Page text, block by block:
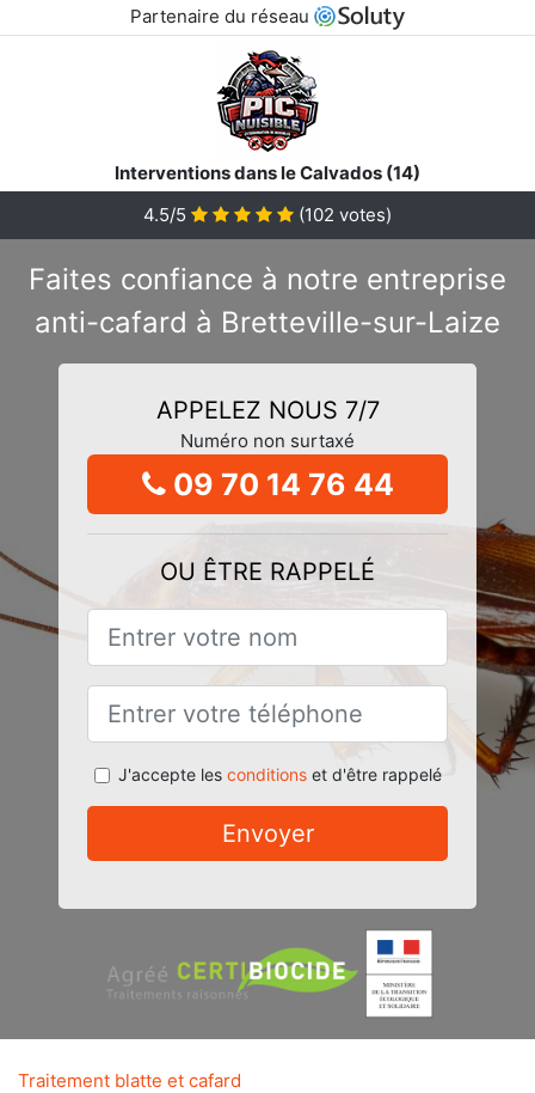
Partenaire du réseau
Interventions dans le Calvados (14)
4.5/5
(102 votes)
Faites confiance à notre entreprise
anti-cafard à Bretteville-sur-Laize
APPELEZ NOUS 7/7
Numéro non surtaxé
09 70 14 76 44
OU ÊTRE RAPPELÉ
J'accepte les conditionset d'être rappelé
Envoyer
Traitement blatte et cafard